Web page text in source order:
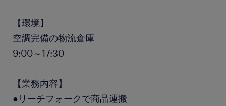
【環境】
空調完備の物流倉庫
9:00～17:30
【業務内容】
●リーチフォークで商品運搬